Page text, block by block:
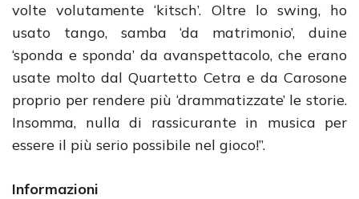
volte volutamente ‘kitsch’. Oltre lo swing, ho
usato tango, samba ‘da matrimonio’, duine
‘sponda e sponda’ da avanspettacolo, che erano
usate molto dal Quartetto Cetra e da Carosone
proprio per rendere più ‘drammatizzate’ le storie.
Insomma, nulla di rassicurante in musica per
essere il più serio possibile nel gioco!”.
Informazioni